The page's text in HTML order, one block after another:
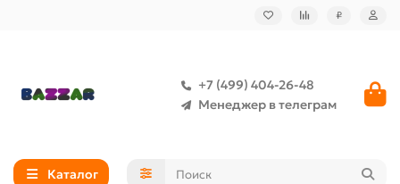
₽
+7 (499) 404-26-48
Менеджер в телеграм
Каталог